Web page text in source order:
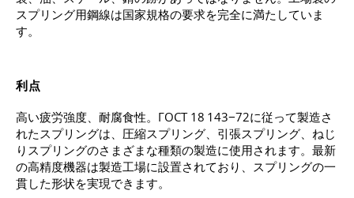
スプリング用鋼線は国家規格の要求を完全に満たしていま
す。
利点
高い疲労強度、耐腐食性。ГОСТ 18 143−72に従って製造さ
れたスプリングは、圧縮スプリング、引張スプリング、ねじ
りスプリングのさまざまな種類の製造に使用されます。最新
の高精度機器は製造工場に設置されており、スプリングの一
貫した形状を実現できます。